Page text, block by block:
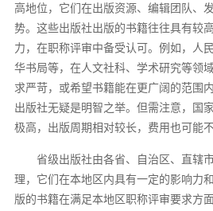
高地位，它们在出版资源、编辑团队、
势。这些出版社出版的书籍往往具有较
力，在职称评审中备受认可。例如，人
华书局等，在人文社科、学术研究等领
求严苛，或希望书籍能在更广阔的范围
出版社无疑是明智之举。但需注意，国
极高，出版周期相对较长，费用也可能不
省级出版社由各省、自治区、直辖
理，它们在本地区内具有一定的影响力
版的书籍在满足本地区职称评审要求方